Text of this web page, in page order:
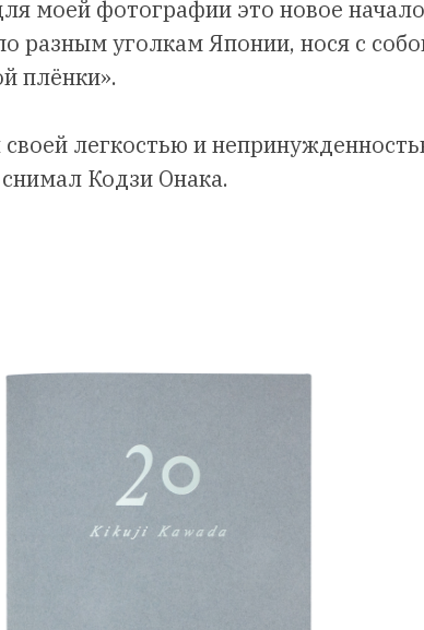
моей фотографии это новое
разным уголкам Японии, нося с
плёнки».
легкостью и
снимал Кодзи Онака.